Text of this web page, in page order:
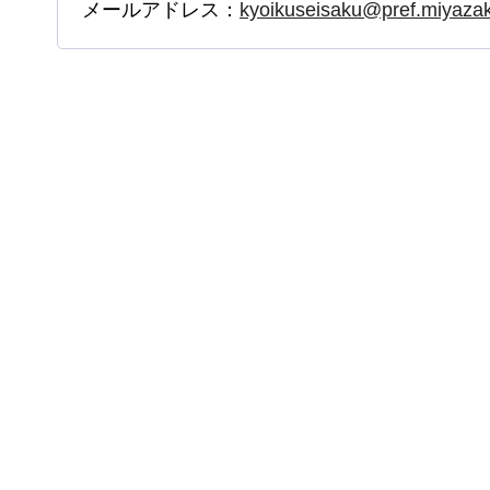
メールアドレス：